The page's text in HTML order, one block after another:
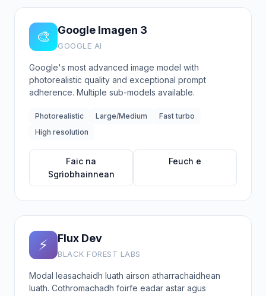
🎨 Google Imagen 3
GOOGLE AI
Google's most advanced image model with
photorealistic quality and exceptional prompt
adherence. Multiple sub-models available.
Photorealistic Large/Medium
Fast turbo
High resolution
Faic na
Sgrìobhainnean
Feuch e
⚡ Flux Dev
BLACK FOREST LABS
Modal leasachaidh luath airson atharrachaidhean
luath. Cothromachadh foirfe eadar astar agus